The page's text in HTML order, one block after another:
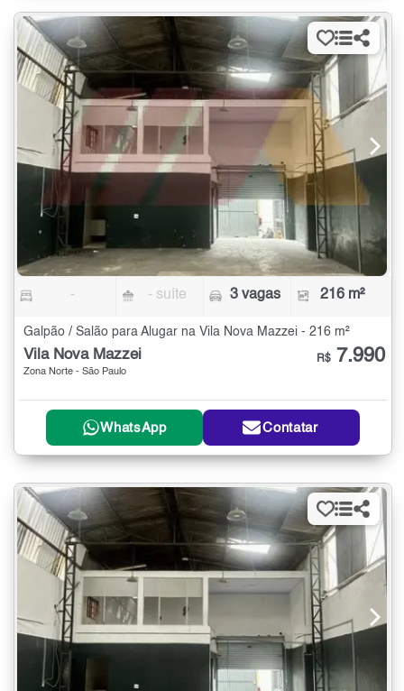
- - suíte 3 vagas 216 m²
Galpão / Salão para Alugar na Vila Nova Mazzei - 216 m²
Vila Nova Mazzei
Zona Norte - São Paulo
R$ 7.990
WhatsApp Contatar